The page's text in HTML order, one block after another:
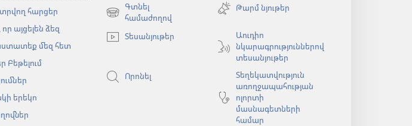
հարցեր
այցելեն ձեզ
մեզ հետ
Բեթելում
երեկո
նոր
Գտնել
համաժողով
(բացվում
նոր
Թարմ նյութեր
Տեսանյութեր
Աուդիո
նկարագրություններով
տեսանյութեր
Որոնել
Տեղեկատվություն
առողջապահության
ոլորտի
մասնագետների
համար